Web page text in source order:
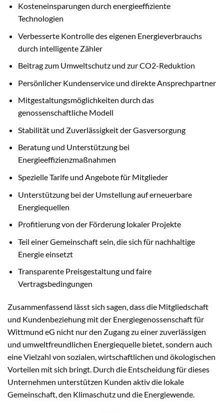
Kosteneinsparungen durch energieeffiziente
Technologien
Verbesserte Kontrolle des eigenen Energieverbrauchs
durch intelligente Zähler
Beitrag zum Umweltschutz und zur CO2-Reduktion
Persönlicher Kundenservice und direkte Ansprechpartner
Mitgestaltungsmöglichkeiten durch das
genossenschaftliche Modell
Stabilität und Zuverlässigkeit der Gasversorgung
Beratung und Unterstützung bei
Energieeffizienzmaßnahmen
Spezielle Tarife und Angebote für Mitglieder
Unterstützung bei der Umstellung auf erneuerbare
Energiequellen
Profitierung von der Förderung lokaler Projekte
Teil einer Gemeinschaft sein, die sich für nachhaltige
Energie einsetzt
Transparente Preisgestaltung und faire
Vertragsbedingungen
Zusammenfassend lässt sich sagen, dass die Mitgliedschaft
und Kundenbeziehung mit der Energiegenossenschaft für
Wittmund eG nicht nur den Zugang zu einer zuverlässigen
und umweltfreundlichen Energiequelle bietet, sondern auch
eine Vielzahl von sozialen, wirtschaftlichen und ökologischen
Vorteilen mit sich bringt. Durch die Entscheidung für dieses
Unternehmen unterstützen Kunden aktiv die lokale
Gemeinschaft, den Klimaschutz und die Energiewende.